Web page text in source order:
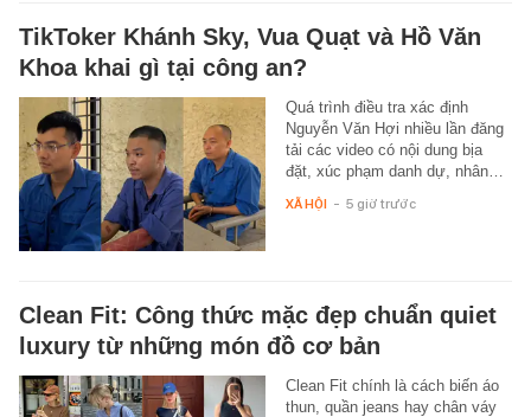
TikToker Khánh Sky, Vua Quạt và Hồ Văn
Khoa khai gì tại công an?
Quá trình điều tra xác định
Nguyễn Văn Hợi nhiều lần đăng
tải các video có nội dung bịa
đặt, xúc phạm danh dự, nhân…
XÃ HỘI - 5 giờ trước
Clean Fit: Công thức mặc đẹp chuẩn quiet
luxury từ những món đồ cơ bản
Clean Fit chính là cách biến áo
thun, quần jeans hay chân váy